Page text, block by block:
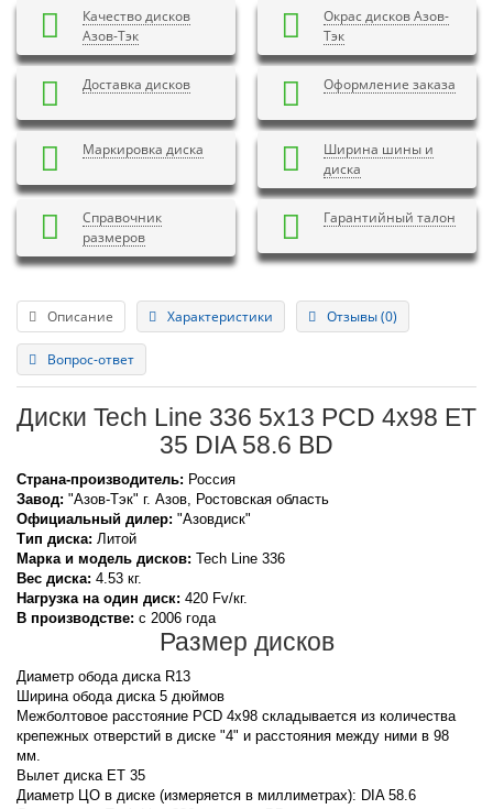
Качество дисков
Азов-Тэк
Окрас дисков Азов-
Тэк
Доставка дисков Оформление заказа
Маркировка диска
Ширина шины и
диска
Справочник
размеров
Гарантийный талон
Описание Характеристики Отзывы (0)
Вопрос-ответ
Диски Tech Line 336 5x13 PCD 4x98 ET
35 DIA 58.6 BD
Страна-производитель: Россия
Завод: "Азов-Тэк" г. Азов, Ростовская область
Официальный дилер: "Азовдиск"
Тип диска: Литой
Марка и модель дисков: Tech Line 336
Вес диска: 4.53 кг.
Нагрузка на один диск: 420 Fv/кг.
В производстве: с 2006 года
Размер дисков
Диаметр обода диска R13
Ширина обода диска 5 дюймов
Межболтовое расстояние PCD 4x98 складывается из количества
крепежных отверстий в диске "4" и расстояния между ними в 98
мм.
Вылет диска ET 35
Диаметр ЦО в диске (измеряется в миллиметрах): DIA 58.6